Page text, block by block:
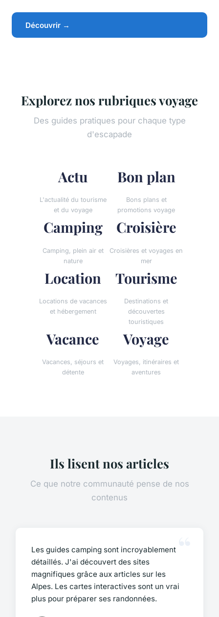
Découvrir →
Explorez nos rubriques voyage
Des guides pratiques pour chaque type
d'escapade
Actu
L'actualité du tourisme
et du voyage
Bon plan
Bons plans et
promotions voyage
Camping
Camping, plein air et
nature
Croisière
Croisières et voyages en
mer
Location
Locations de vacances
et hébergement
Tourisme
Destinations et
découvertes
touristiques
Vacance
Vacances, séjours et
détente
Voyage
Voyages, itinéraires et
aventures
Ils lisent nos articles
Ce que notre communauté pense de nos
contenus
Les guides camping sont incroyablement
détaillés. J'ai découvert des sites
magnifiques grâce aux articles sur les
Alpes. Les cartes interactives sont un vrai
plus pour préparer ses randonnées.